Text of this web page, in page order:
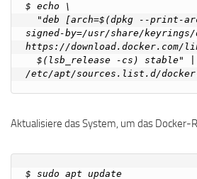
$ echo \
signed-by=/usr/share/keyrings/
https://download.docker.com/
Aktualisiere das System, um das Docker-